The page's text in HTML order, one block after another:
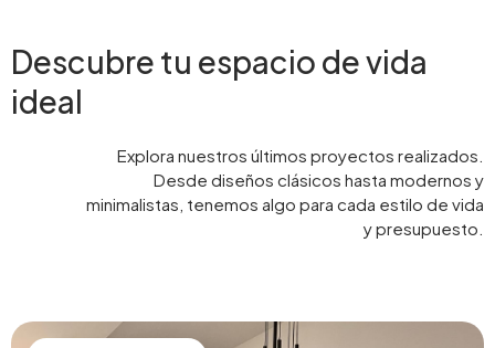
Descubre tu espacio de vida
ideal
Explora nuestros últimos proyectos realizados.
Desde diseños clásicos hasta modernos y
minimalistas, tenemos algo para cada estilo de vida
y presupuesto.